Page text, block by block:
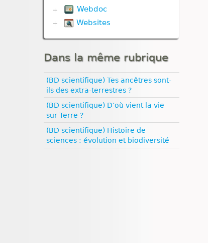
Défense immunitaire
Divers
Evolution
Nutrition
Nutrition animale
Nutrition végétale
Ressources naturelles et
Communication hormonale
Communication nerveuse
Corps humain
Défense immunitaire
Nutrition
Reproduction
Reproduction animale
Webdoc
Biodiversité
Défense immunitaire
Evolution
Génétique
Géodynamique externe
Géodynamique interne
Ressources naturelles et
pollution
Websites
Biologie
Esprit critique
Géologie
Médias
Santé
Sexualité
Vulgarisation scientifique
Égalité filles‑garçons
Dans la même rubrique
(BD scientifique) Tes ancêtres sont-
ils des extra-terrestres ?
(BD scientifique) D’où vient la vie
sur Terre ?
(BD scientifique) Histoire de
sciences : évolution et biodiversité